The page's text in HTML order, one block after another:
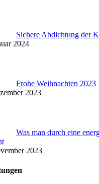
Sichere Abdichtung der
2024
Frohe Weihnachten 2023
2023
Was man durch eine
2023